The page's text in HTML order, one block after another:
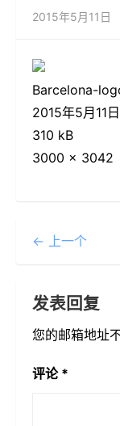
2015年5月11日
Barcelona-
2015年5月11日
310 kB
3000 × 3042
← 上一个
发表回复
您的邮箱地址
评论 *